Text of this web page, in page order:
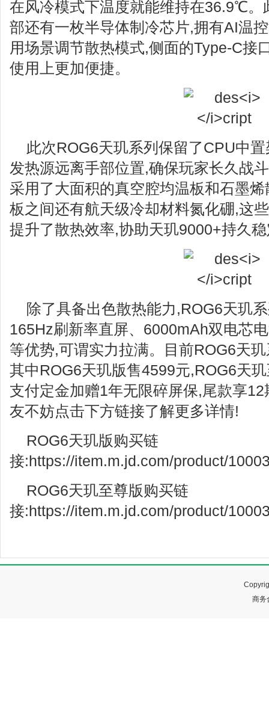
在风冷模式下温度就能维持在36.9℃。
部还有一枚半导体制冷芯片,拥有AI温
用场景调节散热模式,侧面的Type-C接
使用上更加便捷。
此次ROG6天玑系列保留了CPU中
发热源远离手部位置,确保玩家长久战
采用了大面积的真空腔均温板和石墨
板之间还有航天级冷却材料氮化硼,这
提升了散热效率,协助天玑9000+持久
除了具备出色散热能力,ROG6天玑
165Hz刷新率直屏、6000mAh双电芯
等优势,可谓实力拉满。目前ROG6天
其中ROG6天玑版售4599元,ROG6天
支付定金加赠1年无限碎屏保,尾款享
友不妨点击下方链接了解更多详情!
ROG6天玑版购买链
接:https://item.m.jd.com/product/
ROG6天玑至尊版购买链
接:https://item.m.jd.com/product/
商